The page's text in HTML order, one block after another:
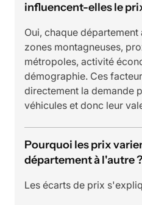
influencent-elles le
Oui, chaque
zones montagneuses,
métropoles, activité
démographie. Ces
directement la demande
véhicules et donc leur
Pourquoi les prix
département à l'autre ?
Les écarts de prix